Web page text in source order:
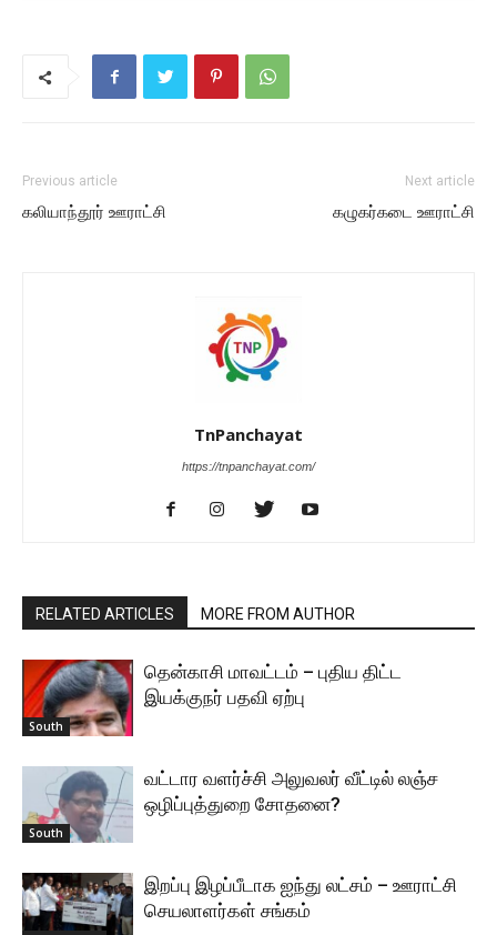
Previous article
கலியாந்தூர் ஊராட்சி
Next article
கழுகர்கடை ஊராட்சி
TnPanchayat
https://tnpanchayat.com/
RELATED ARTICLES MORE FROM AUTHOR
South
தென்காசி மாவட்டம் – புதிய திட்ட
இயக்குநர் பதவி ஏற்பு
South
வட்டார வளர்ச்சி அலுவலர் வீட்டில் லஞ்ச
ஒழிப்புத்துறை சோதனை?
இறப்பு இழப்பீடாக ஐந்து லட்சம் – ஊராட்சி
செயலாளர்கள் சங்கம்